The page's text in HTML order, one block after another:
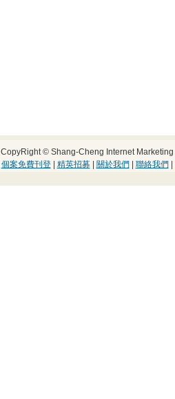
CopyRight © Shang-Cheng Internet
個案免費刊登| 精英招募| 關於我們 聯絡我們